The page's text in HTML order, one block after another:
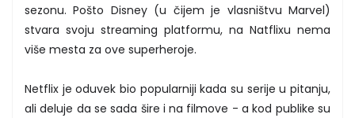
sezonu. Pošto Disney (u čijem je vlasništvu Marvel)
stvara svoju streaming platformu, na Natflixu nema
više mesta za ove superheroje.
Netflix je oduvek bio popularniji kada su serije u pitanju,
ali deluje da se sada šire i na filmove - a kod publike su